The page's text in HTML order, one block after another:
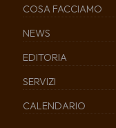
COSA FACCIAMO
NEWS
EDITORIA
SERVIZI
CALENDARIO